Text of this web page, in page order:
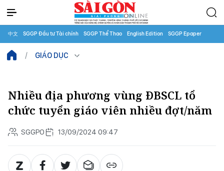
中文 SGGP Đầu tư Tài chính SGGP Thể Thao English Edition SGGP Epaper
GIÁO DỤC
Nhiều địa phương vùng ĐBSCL tổ
chức tuyển giáo viên nhiều đợt/năm
SGGPO 13/09/2024 09:47